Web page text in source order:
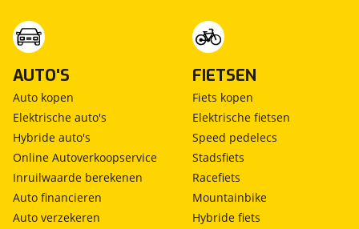
AUTO'S
Auto kopen
Elektrische auto's
Hybride auto's
Online Autoverkoopservice
Inruilwaarde berekenen
Auto financieren
Auto verzekeren
FIETSEN
Fiets kopen
Elektrische fietsen
Speed pedelecs
Stadsfiets
Racefiets
Mountainbike
Hybride fiets